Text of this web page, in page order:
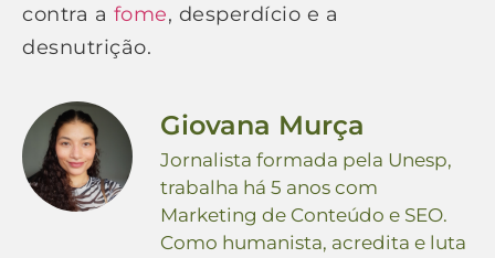
contra a fome, desperdício e a
desnutrição.
Giovana Murça
Jornalista formada pela Unesp,
trabalha há 5 anos com
Marketing de Conteúdo e SEO.
Como humanista, acredita e luta